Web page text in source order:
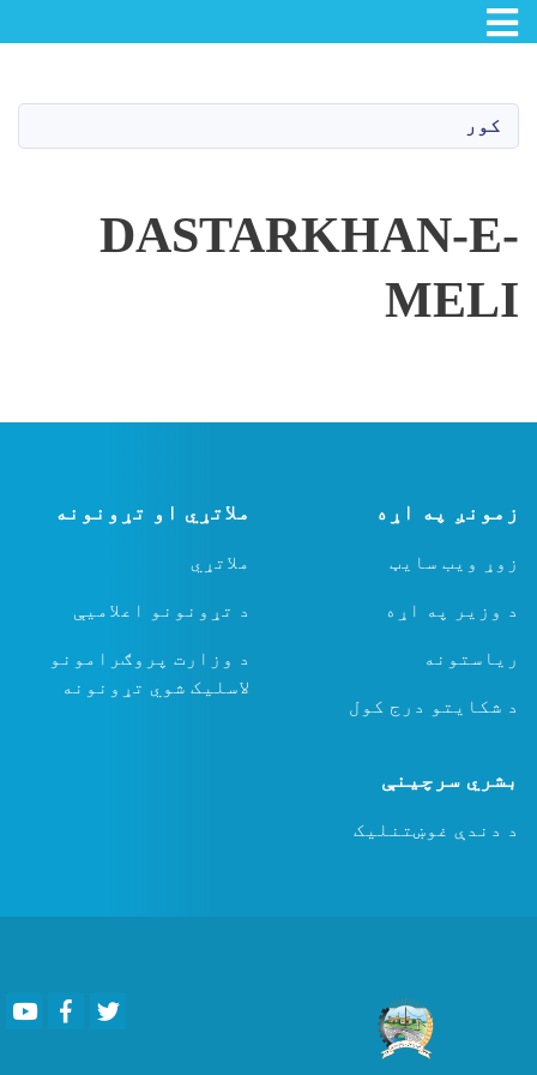
Toggle navigation
کور
DASTARKHAN-E-
MELI
زمونږ په اړه
زوړ ویب سایټ
د وزیر په اړه
ریاستونه
د شکایتو درج کول
ملاتړي او تړونونه
ملاتړي
د تړونونو اعلامیې
د وزارت پروګرامونو
لاسلیک شوي تړونونه
بشري سرچینې
د دندې غوښتنلیک
YoutubeFacebook